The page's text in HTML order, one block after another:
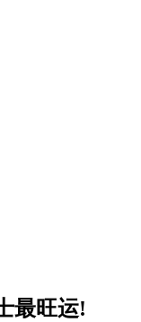
最旺运!